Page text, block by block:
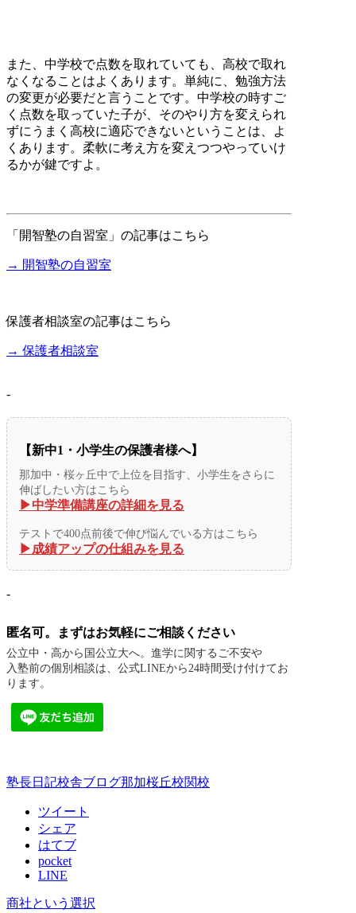
また、中学校で点数を取れていても、高校で取れ
なくなることはよくあります。単純に、勉強方法
の変更が必要だと言うことです。中学校の時すご
く点数を取っていた子が、そのやり方を変えられ
ずにうまく高校に適応できないということは、よ
くあります。柔軟に考え方を変えつつやっていけ
るかが鍵ですよ。
「開智塾の自習室」の記事はこちら
→ 開智塾の自習室
保護者相談室の記事はこちら
→ 保護者相談室
-
【新中1・小学生の保護者様へ】
那加中・桜ヶ丘中で上位を目指す、小学生をさらに
伸ばしたい方はこちら
▶︎中学準備講座の詳細を見る
テストで400点前後で伸び悩んでいる方はこちら
▶︎成績アップの仕組みを見る
-
匿名可。まずはお気軽にご相談ください
公立中・高から国公立大へ。進学に関するご不安や
入塾前の個別相談は、公式LINEから24時間受け付けてお
ります。
塾長日記校舎ブログ那加桜丘校関校
ツイート
シェア
はてブ
pocket
LINE
商社という選択